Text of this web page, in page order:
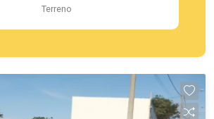
Terreno